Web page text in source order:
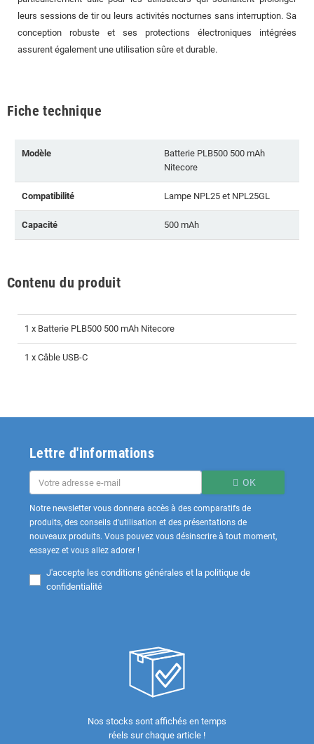
leurs sessions de tir ou leurs activités nocturnes sans interruption. Sa
conception robuste et ses protections électroniques intégrées
assurent également une utilisation sûre et durable.
Fiche technique
Modèle
Batterie PLB500 500 mAh
Nitecore
Compatibilité Lampe NPL25 et NPL25GL
Capacité 500 mAh
Contenu du produit
1 x Batterie PLB500 500 mAh Nitecore
1 x Câble USB-C
Lettre d'informations
OK
Notre newsletter vous donnera accès à des comparatifs de
produits, des conseils d'utilisation et des présentations de
nouveaux produits. Vous pouvez vous désinscrire à tout moment,
essayez et vous allez adorer !
J'accepte les conditions générales et la politique de
confidentialité
Nos stocks sont affichés en temps
réels sur chaque article !